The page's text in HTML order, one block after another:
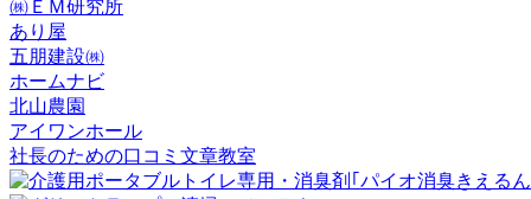
㈱ＥＭ研究所
あり屋
五朋建設㈱
ホームナビ
北山農園
アイワンホール
社長のための口コミ文章教室